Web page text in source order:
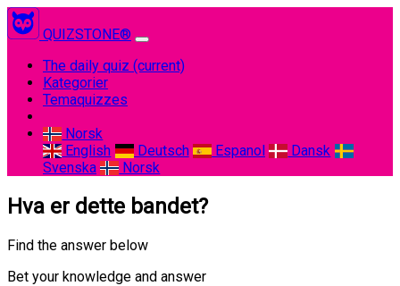
QUIZSTONE®
The daily quiz (current)
Kategorier
Temaquizzes
Norsk
English
Deutsch Espanol
Dansk
Svenska
Norsk
Hva er dette bandet?
Find the answer below
Bet your knowledge and answer